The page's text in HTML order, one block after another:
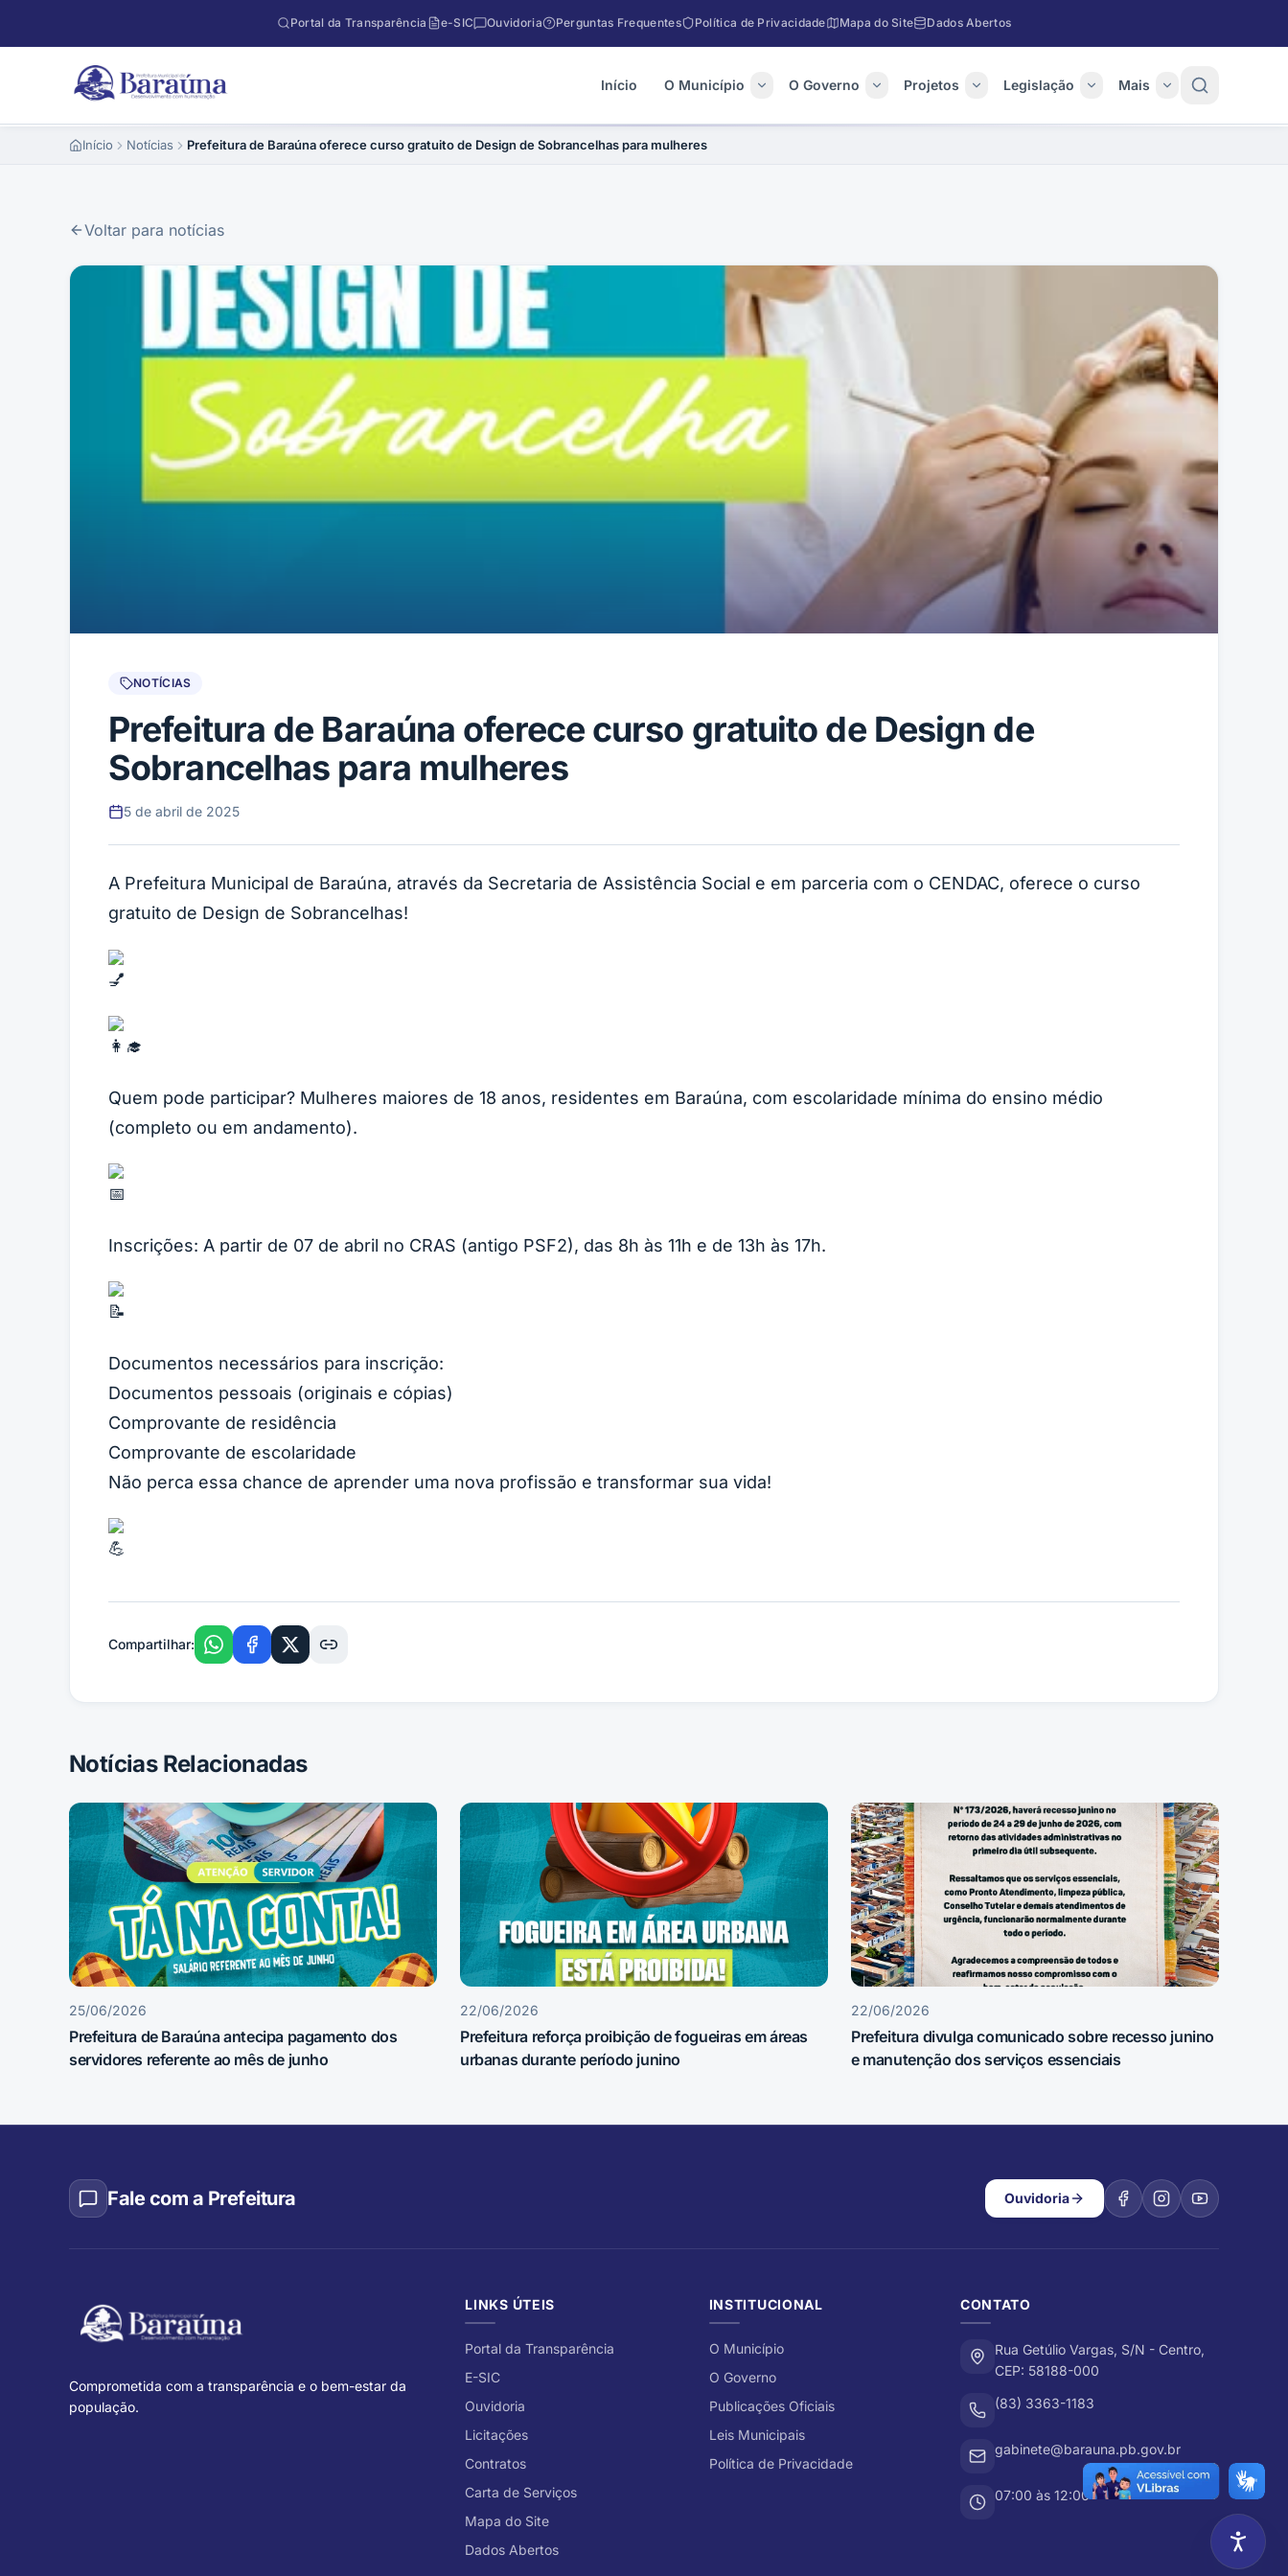
Portal da Transparência e-SIC Ouvidoria Perguntas Frequentes Política de Privacidade Mapa do Site Dados Abertos
Início O Município O Governo Projetos Legislação Mais
Início Notícias Prefeitura de Baraúna oferece curso gratuito de Design de Sobrancelhas para mulheres
Voltar para notícias
NOTÍCIAS
Prefeitura de Baraúna oferece curso gratuito de Design de
Sobrancelhas para mulheres
5 de abril de 2025
A Prefeitura Municipal de Baraúna, através da Secretaria de Assistência Social e em parceria com o CENDAC, oferece o curso
gratuito de Design de Sobrancelhas!
Quem pode participar? Mulheres maiores de 18 anos, residentes em Baraúna, com escolaridade mínima do ensino médio
(completo ou em andamento).
Inscrições: A partir de 07 de abril no CRAS (antigo PSF2), das 8h às 11h e de 13h às 17h.
Documentos necessários para inscrição:
Documentos pessoais (originais e cópias)
Comprovante de residência
Comprovante de escolaridade
Não perca essa chance de aprender uma nova profissão e transformar sua vida!
Compartilhar:
Notícias Relacionadas
25/06/2026
Prefeitura de Baraúna antecipa pagamento dos
servidores referente ao mês de junho
22/06/2026
Prefeitura reforça proibição de fogueiras em áreas
urbanas durante período junino
22/06/2026
Prefeitura divulga comunicado sobre recesso junino
e manutenção dos serviços essenciais
Fale com a Prefeitura Ouvidoria
Comprometida com a transparência e o bem-estar da
população.
LINKS ÚTEIS
Portal da Transparência
E-SIC
Ouvidoria
Licitações
Contratos
Carta de Serviços
Mapa do Site
Dados Abertos
INSTITUCIONAL
O Município
O Governo
Publicações Oficiais
Leis Municipais
Política de Privacidade
CONTATO
Rua Getúlio Vargas, S/N - Centro,
CEP: 58188-000
(83) 3363-1183
gabinete@barauna.pb.gov.br
07:00 às 12:00